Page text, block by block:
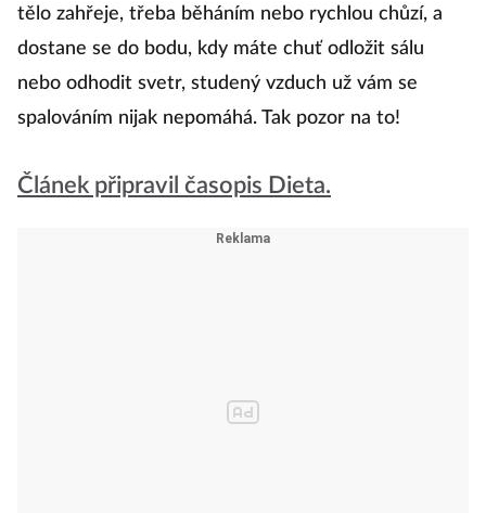
tělo zahřeje, třeba běháním nebo rychlou chůzí, a
dostane se do bodu, kdy máte chuť odložit sálu
nebo odhodit svetr, studený vzduch už vám se
spalováním nijak nepomáhá. Tak pozor na to!
Článek připravil časopis Dieta.